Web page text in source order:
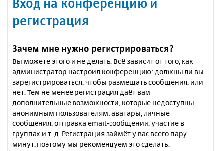
регистрация
Зачем мне нужно регистрироваться?
Вы можете этого и не делать. Всё зависит от того, как
администратор настроил конференцию: должны ли вы
зарегистрироваться, чтобы размещать сообщения, или
нет. Тем не менее регистрация даёт вам
дополнительные возможности, которые недоступны
анонимным пользователям: аватары, личные
сообщения, отправка email-сообщений, участие в
группах и т. д. Регистрация займёт у вас всего пару
минут, поэтому мы рекомендуем это сделать.